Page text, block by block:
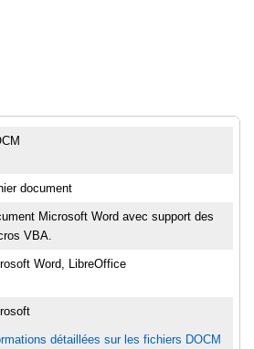
document
Microsoft Word avec support des
VBA.
Word, LibreOffice
détaillées sur les fichiers DOCM